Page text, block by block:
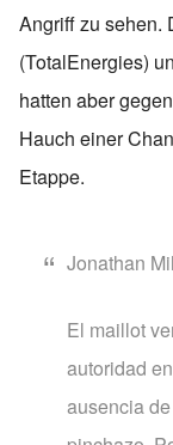
Angriff zu sehen.
(TotalEnergies)
hatten aber
Hauch einer
Etappe.
Jonathan
El maillot
autoridad
ausencia